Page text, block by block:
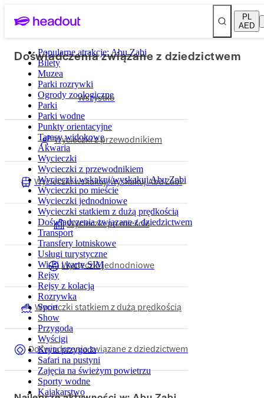
PL
AED
Popularne atrakcje: Abu Zabi
Bilety
Muzea
Parki rozrywki
Ogrody zoologiczne
Parki
Parki wodne
Punkty orientacyjne
Tarasy widokowe
Akwaria
Wycieczki
Wycieczki z przewodnikiem
Wycieczki wskakuj/wyskakuj Abu Zabi
Wycieczki po mieście
Wycieczki jednodniowe
Wycieczki statkiem z dużą prędkością
Doświadczenia związane z dziedzictwem
Transport
Transfery lotniskowe
Usługi turystyczne
Wi-Fi i karty SIM
Rejsy
Rejsy z kolacją
Rozrywka
Sport
Show
Przygoda
Wyścigi
Kryta przygoda
Safari na pustyni
Zajęcia na świeżym powietrzu
Sporty wodne
Kajakarstwo
Doświadczenia związane z dziedzictwem
Wszystko
Wycieczki z przewodnikiem
Wycieczki wskakuj/wyskakuj Abu Zabi
Wycieczki po mieście
Wycieczki jednodniowe
Wycieczki statkiem z dużą prędkością
Doświadczenia związane z dziedzictwem